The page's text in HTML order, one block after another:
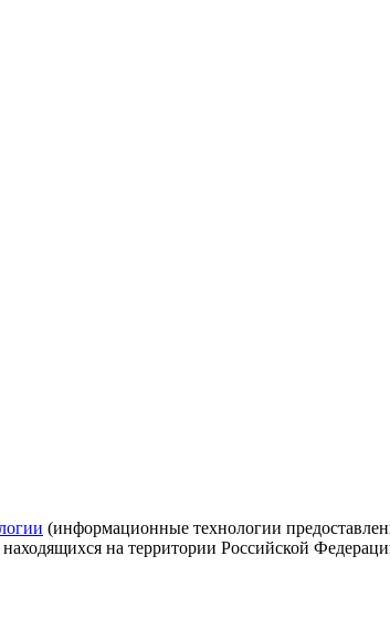
(информационные технологии
на территории Российской